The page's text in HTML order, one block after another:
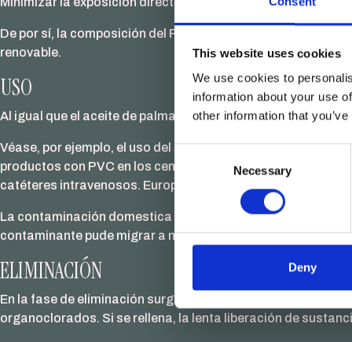
This website uses cookies
We use cookies to
information about your use
other information that
Selection
Necessary
Deny
De por sí, la composición del PVC tampoco es favorable.
renovable.
USO
Al igual que el aceite de palma, el PVC es una de las
Véase, por ejemplo, el uso del mismo en los hospitales.
productos con PVC en los centros médicos. Debido
catéteres intravenosos. Europa, Japón y Estados Unidos
La contaminación domestica con PVC y ftalatos,
.
contaminante pude migrar a nuestros alimentos, agua o
ELIMINACIÓN
En la fase de eliminación surgen grandes problemas
organoclorados. Si se rellena, la lenta liberación de